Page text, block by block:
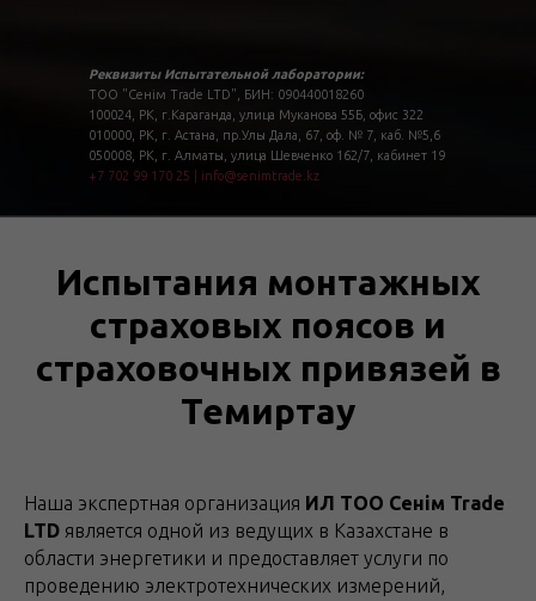
Реквизиты Испытательной лаборатории:
ТОО "Сенім Trade LTD", БИН: 090440018260
100024, РК, г.Караганда, улица Муканова 55Б, офис 322
010000, РК, г. Астана, пр.Улы Дала, 67, оф. № 7, каб. №5,6
050008, РК, г. Алматы, улица Шевченко 162/7, кабинет 19
+7 702 99 170 25
info@senimtrade.kz
Испытания монтажных
страховых поясов и
страховочных привязей в
Темиртау
Наша экспертная организация ИЛ ТОО Сенім Trade
LTD является одной из ведущих в Казахстане в
области энергетики и предоставляет услуги по
проведению электротехнических измерений,